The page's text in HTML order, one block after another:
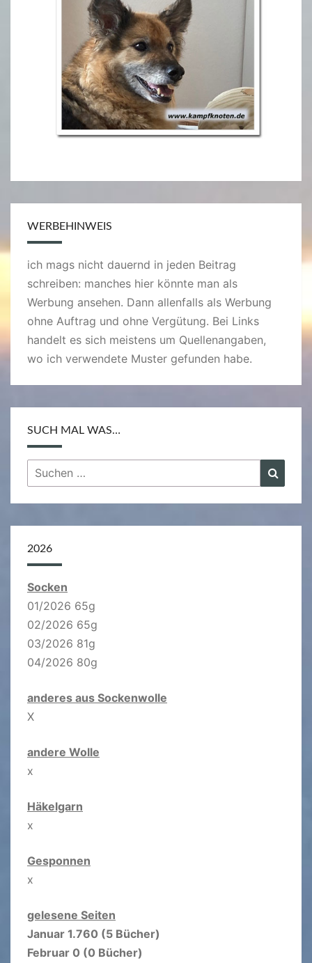
WERBEHINWEIS
ich mags nicht dauernd in jeden Beitrag
schreiben: manches hier könnte man als
Werbung ansehen. Dann allenfalls als Werbung
ohne Auftrag und ohne Vergütung. Bei Links
handelt es sich meistens um Quellenangaben,
wo ich verwendete Muster gefunden habe.
SUCH MAL WAS…
Suchen
nach:
2026
Socken
01/2026 65g
02/2026 65g
03/2026 81g
04/2026 80g
anderes aus Sockenwolle
X
andere Wolle
x
Häkelgarn
x
Gesponnen
x
gelesene Seiten
Januar 1.760 (5 Bücher)
Februar 0 (0 Bücher)